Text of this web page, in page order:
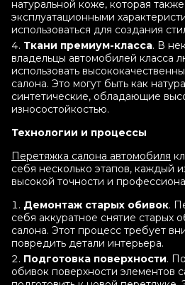
натуральной коже, которая
эксплуатационными
использоваться для создания
Ткани премиум-класса. В
владельцы автомобилей класса
использовать
салона. Это могут быть как
синтетические, обладающие
износостойкостью.
Технологии и процессы
Перетяжка салона автомобиля
себя несколько этапов, каждый
высокой точности и
Демонтаж старых обивок.
себя аккуратное снятие старых
салона. Этот процесс требует
повредить детали интерьера.
Подготовка поверхности.
обивок поверхности элементов